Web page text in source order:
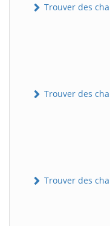
Trouver des
Trouver des
Trouver des